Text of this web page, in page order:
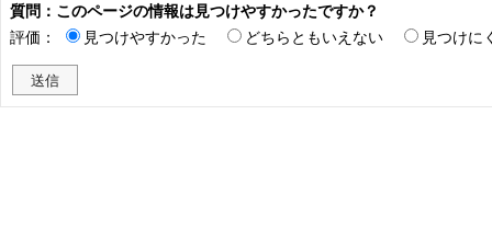
質問：このページの情報は見つけやすかったですか？
評価：
見つけやすかった どちらともいえない 見つけに